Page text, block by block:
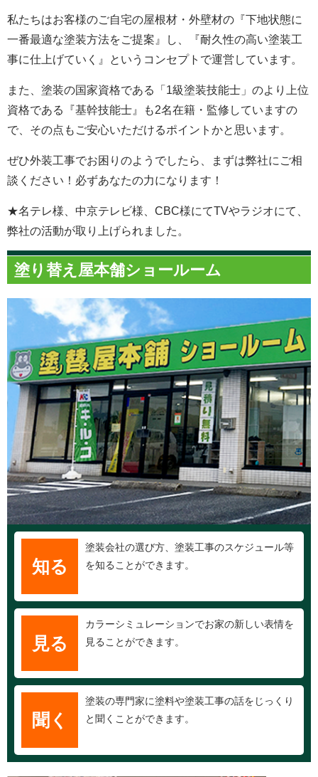
私たちはお客様のご自宅の屋根材・外壁材の『下地状態に
一番最適な塗装方法をご提案』し、『耐久性の高い塗装工
事に仕上げていく』というコンセプトで運営しています。
また、塗装の国家資格である「1級塗装技能士」のより上位
資格である『基幹技能士』も2名在籍・監修していますの
で、その点もご安心いただけるポイントかと思います。
ぜひ外装工事でお困りのようでしたら、まずは弊社にご相
談ください！必ずあなたの力になります！
★名テレ様、中京テレビ様、CBC様にてTVやラジオにて、
弊社の活動が取り上げられました。
塗り替え屋本舗ショールーム
知る
塗装会社の選び方、塗装工事のスケジュール等
を知ることができます。
見る
カラーシミュレーションでお家の新しい表情を
見ることができます。
聞く
塗装の専門家に塗料や塗装工事の話をじっくり
と聞くことができます。